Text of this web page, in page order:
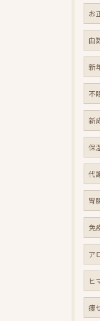
お
由
新
不
新
保
代
胃
免
ア
ヒ
痩